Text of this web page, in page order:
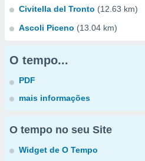
Civitella del Tronto (12.63 km)
Ascoli Piceno (13.04 km)
O tempo...
PDF
mais informações
O tempo no seu Site
Widget de O Tempo